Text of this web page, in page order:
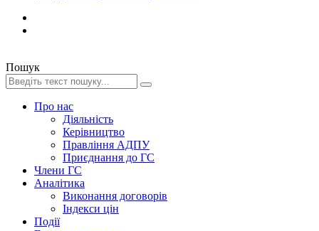
Пошук
Про нас
Діяльність
Керівництво
Правління АДПУ
Приєднання до ГС
Члени ГС
Аналітика
Виконання договорів
Індекси цін
Події